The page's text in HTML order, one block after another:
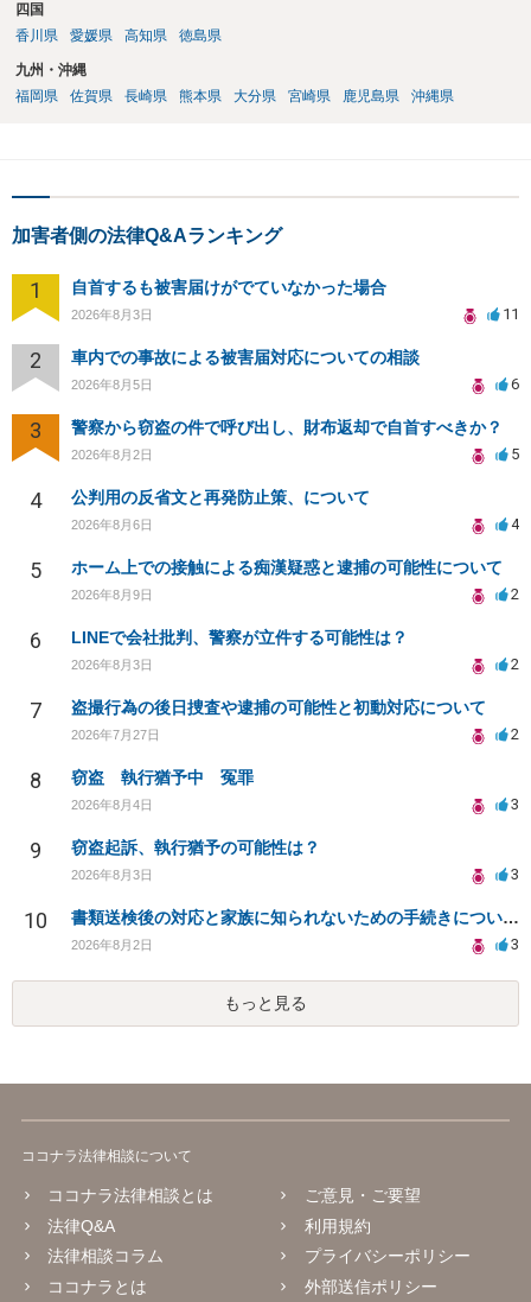
四国
香川県
愛媛県 高知県 徳島県
九州・沖縄
福岡県
佐賀県 長崎県 熊本県 大分県 宮崎県 鹿児島県 沖縄県
加害者側の法律Q&Aランキング
1 自首するも被害届けがでていなかった場合
2026年8月3日 11
2 車内での事故による被害届対応についての相談
2026年8月5日 6
3 警察から窃盗の件で呼び出し、財布返却で自首すべきか？
2026年8月2日 5
4 公判用の反省文と再発防止策、について
2026年8月6日 4
5 ホーム上での接触による痴漢疑惑と逮捕の可能性について
2026年8月9日 2
6 LINEで会社批判、警察が立件する可能性は？
2026年8月3日 2
7 盗撮行為の後日捜査や逮捕の可能性と初動対応について
2026年7月27日 2
8 窃盗 執行猶予中 冤罪
2026年8月4日 3
9 窃盗起訴、執行猶予の可能性は？
2026年8月3日 3
10 書類送検後の対応と家族に知られないための手続きについて相談
2026年8月2日 3
もっと見る
ココナラ法律相談について
ココナラ法律相談とは
法律Q&A
法律相談コラム
ココナラとは
ご意見・ご要望
利用規約
プライバシーポリシー
外部送信ポリシー